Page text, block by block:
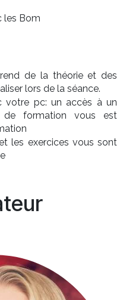
les Bom
de la théorie et des
lors de la séance.
votre pc: un accès à un
de formation vous est
les exercices vous sont